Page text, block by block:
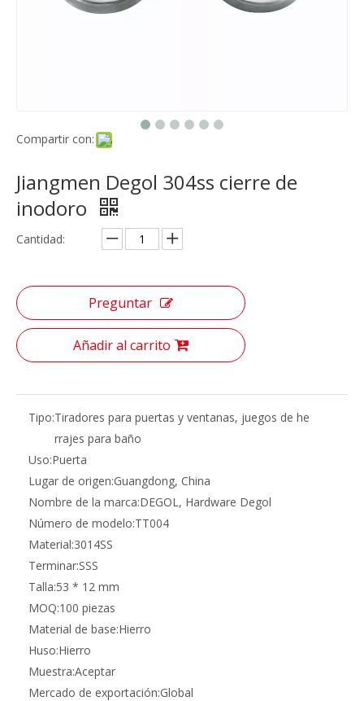
Compartir con:
Jiangmen Degol 304ss cierre de
inodoro
Cantidad:
Preguntar
Añadir al carrito
Tipo:Tiradores para puertas y ventanas, juegos de he
rrajes para baño
Uso:Puerta
Lugar de origen:Guangdong, China
Nombre de la marca:DEGOL, Hardware Degol
Número de modelo:TT004
Material:3014SS
Terminar:SSS
Talla:53 * 12 mm
MOQ:100 piezas
Material de base:Hierro
Huso:Hierro
Muestra:Aceptar
Mercado de exportación:Global